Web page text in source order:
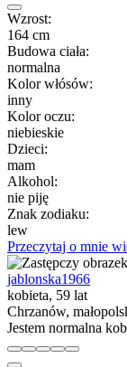
Wzrost:
164 cm
Budowa ciała:
normalna
Kolor włósów:
inny
Kolor oczu:
niebieskie
Dzieci:
mam
Alkohol:
nie piję
Znak zodiaku:
lew
Przeczytaj o mnie
jablonska1966
kobieta, 59 lat
Chrzanów,
Jestem normalna